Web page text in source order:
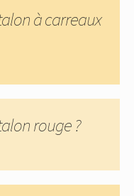
à carreaux
rouge ?